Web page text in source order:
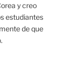
y creo
estudiantes
de que